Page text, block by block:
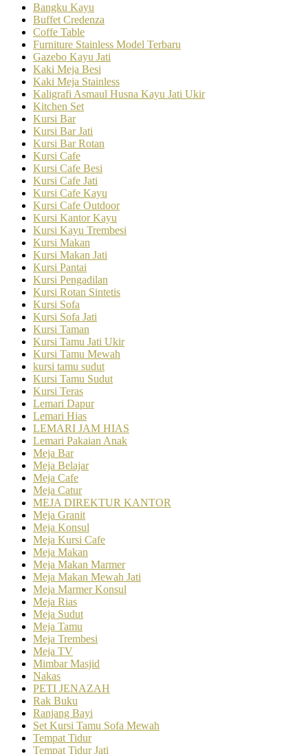
Bangku Kayu
Buffet Credenza
Coffe Table
Furniture Stainless Model Terbaru
Gazebo Kayu Jati
Kaki Meja Besi
Kaki Meja Stainless
Kaligrafi Asmaul Husna Kayu Jati Ukir
Kitchen Set
Kursi Bar
Kursi Bar Jati
Kursi Bar Rotan
Kursi Cafe
Kursi Cafe Besi
Kursi Cafe Jati
Kursi Cafe Kayu
Kursi Cafe Outdoor
Kursi Kantor Kayu
Kursi Kayu Trembesi
Kursi Makan
Kursi Makan Jati
Kursi Pantai
Kursi Pengadilan
Kursi Rotan Sintetis
Kursi Sofa
Kursi Sofa Jati
Kursi Taman
Kursi Tamu Jati Ukir
Kursi Tamu Mewah
kursi tamu sudut
Kursi Tamu Sudut
Kursi Teras
Lemari Dapur
Lemari Hias
LEMARI JAM HIAS
Lemari Pakaian Anak
Meja Bar
Meja Belajar
Meja Cafe
Meja Catur
MEJA DIREKTUR KANTOR
Meja Granit
Meja Konsul
Meja Kursi Cafe
Meja Makan
Meja Makan Marmer
Meja Makan Mewah Jati
Meja Marmer Konsul
Meja Rias
Meja Sudut
Meja Tamu
Meja Trembesi
Meja TV
Mimbar Masjid
Nakas
PETI JENAZAH
Rak Buku
Ranjang Bayi
Set Kursi Tamu Sofa Mewah
Tempat Tidur
Tempat Tidur Jati